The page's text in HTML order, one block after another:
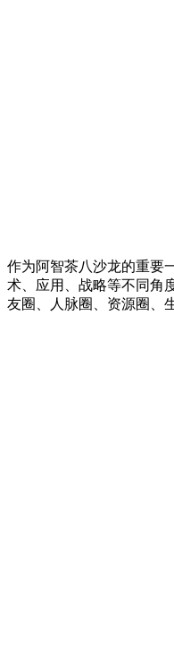
作为阿智茶八沙龙的重要
术、应用、战略等不同角
友圈、人脉圈、资源圈、